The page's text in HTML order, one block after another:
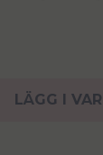
LÄGG I